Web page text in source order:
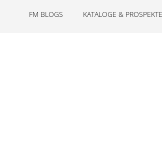
FM BLOGS KATALOGE & PROSPEKTE